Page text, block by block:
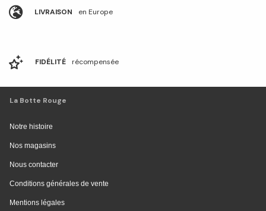
LIVRAISON en Europe
FIDÉLITÉ récompensée
La Botte Rouge
Notre histoire
Nos magasins
Nous contacter
Conditions générales de vente
Mentions légales